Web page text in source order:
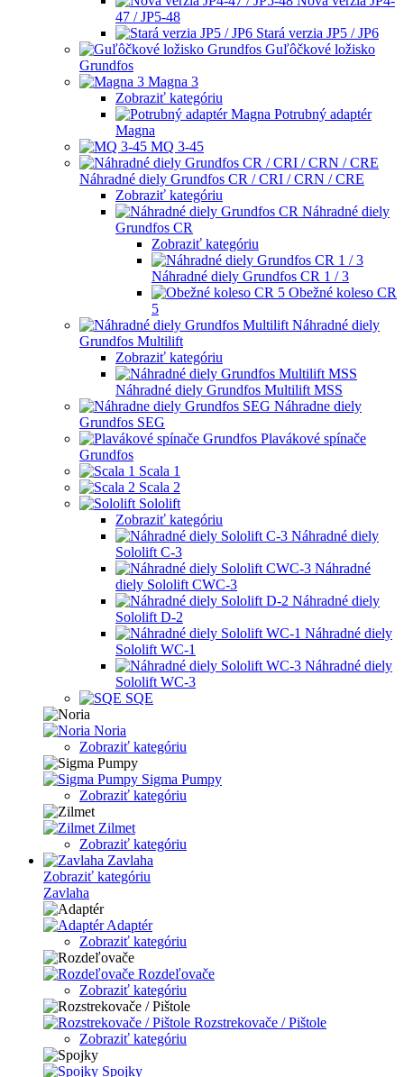
47 / JP5-48
Stará verzia JP5 / JP6
Guľôčkové ložisko
Grundfos
Magna 3
Zobraziť kategóriu
Potrubný adaptér
Magna
MQ 3-45
Náhradné diely Grundfos CR / CRI / CRN / CRE
Zobraziť kategóriu
Náhradné diely
Grundfos CR
Zobraziť kategóriu
Náhradné diely Grundfos CR 1 / 3
Obežné koleso CR
5
Náhradné diely
Grundfos Multilift
Zobraziť kategóriu
Náhradné diely Grundfos Multilift MSS
Náhradne diely
Grundfos SEG
Plavákové spínače
Grundfos
Scala 1
Scala 2
Sololift
Zobraziť kategóriu
Náhradné diely
Sololift C-3
Náhradné
diely Sololift CWC-3
Náhradné diely
Sololift D-2
Náhradné diely
Sololift WC-1
Náhradné diely
Sololift WC-3
SQE
Noria
Zobraziť kategóriu
Sigma Pumpy
Zobraziť kategóriu
Zilmet
Zobraziť kategóriu
Zavlaha
Zobraziť kategóriu
Zavlaha
Adaptér
Zobraziť kategóriu
Rozdeľovače
Zobraziť kategóriu
Rozstrekovače / Pištole
Zobraziť kategóriu
Spojky